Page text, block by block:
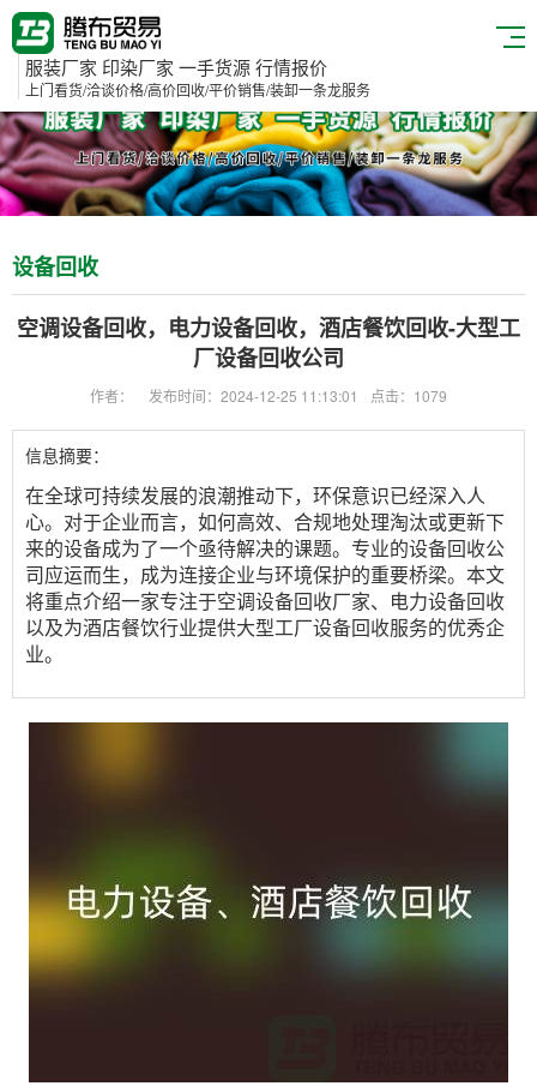
服装厂家 印染厂家 一手货源 行情报价
上门看货/洽谈价格/高价回收/平价销售/装卸一条龙服务
设备回收
空调设备回收，电力设备回收，酒店餐饮回收-大型工
厂设备回收公司
作者： 发布时间：2024-12-25 11:13:01 点击：1079
信息摘要：
在全球可持续发展的浪潮推动下，环保意识已经深入人
心。对于企业而言，如何高效、合规地处理淘汰或更新下
来的设备成为了一个亟待解决的课题。专业的设备回收公
司应运而生，成为连接企业与环境保护的重要桥梁。本文
将重点介绍一家专注于空调设备回收厂家、电力设备回收
以及为酒店餐饮行业提供大型工厂设备回收服务的优秀企
业。